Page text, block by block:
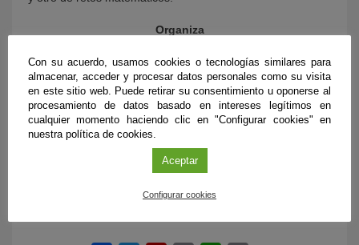
Organiza
Universidad de Jaén
Colabora
FECYT
Más información
Consulta la programación completa
Con su acuerdo, usamos cookies o tecnologías similares para
almacenar, acceder y procesar datos personales como su visita
en este sitio web. Puede retirar su consentimiento u oponerse al
procesamiento de datos basado en intereses legítimos en
cualquier momento haciendo clic en "Configurar cookies" en
nuestra política de cookies.
Aceptar
Configurar cookies